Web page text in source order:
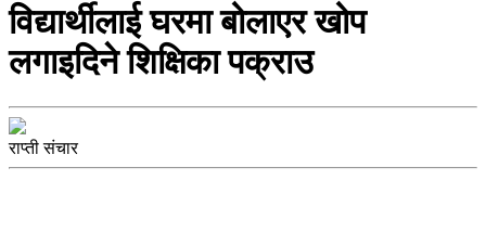
विद्यार्थीलाई घरमा बोलाएर खोप
लगाइदिने शिक्षिका पक्राउ
राप्ती संचार